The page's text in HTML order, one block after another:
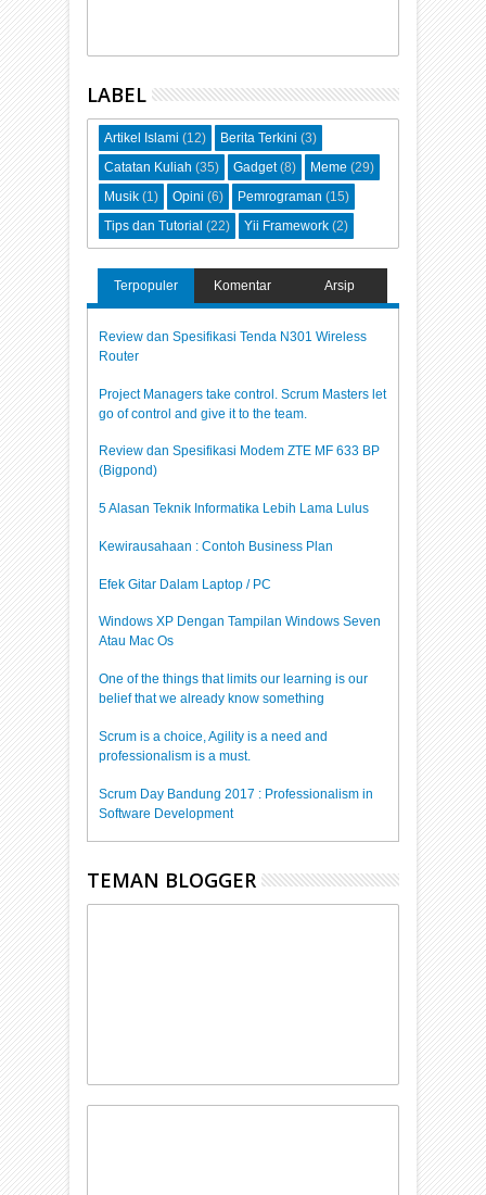
LABEL
Artikel Islami (12) Berita Terkini (3)
Catatan Kuliah (35) Gadget (8) Meme (29)
Musik (1) Opini (6) Pemrograman (15)
Tips dan Tutorial (22) Yii Framework (2)
Terpopuler Komentar Arsip
Review dan Spesifikasi Tenda N301 Wireless
Router
Project Managers take control. Scrum Masters let
go of control and give it to the team.
Review dan Spesifikasi Modem ZTE MF 633 BP
(Bigpond)
5 Alasan Teknik Informatika Lebih Lama Lulus
Kewirausahaan : Contoh Business Plan
Efek Gitar Dalam Laptop / PC
Windows XP Dengan Tampilan Windows Seven
Atau Mac Os
One of the things that limits our learning is our
belief that we already know something
Scrum is a choice, Agility is a need and
professionalism is a must.
Scrum Day Bandung 2017 : Professionalism in
Software Development
TEMAN BLOGGER